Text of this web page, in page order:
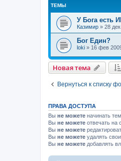
ТЕМЫ
У Бога есть
Казимир » 28
Бог Един?
loki » 16 фев
Новая тема
Вернуться к списку
ПРАВА ДОСТУПА
Вы не можете начинать
Вы не можете отвечать на
Вы не можете
Вы не можете удалять
Вы не можете добавлять